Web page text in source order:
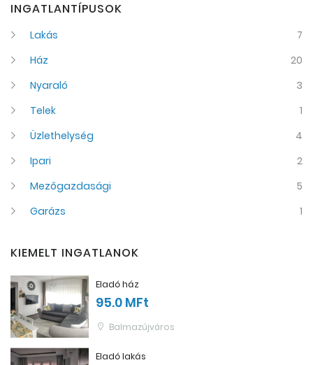
INGATLANTÍPUSOK
Lakás
7
Ház
20
Nyaraló
3
Telek
1
Üzlethelység
4
Ipari
2
Mezőgazdasági
5
Garázs
1
KIEMELT INGATLANOK
Eladó ház
95.0 MFt
Balmazújváros
Eladó lakás